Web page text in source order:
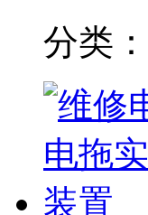
分类：